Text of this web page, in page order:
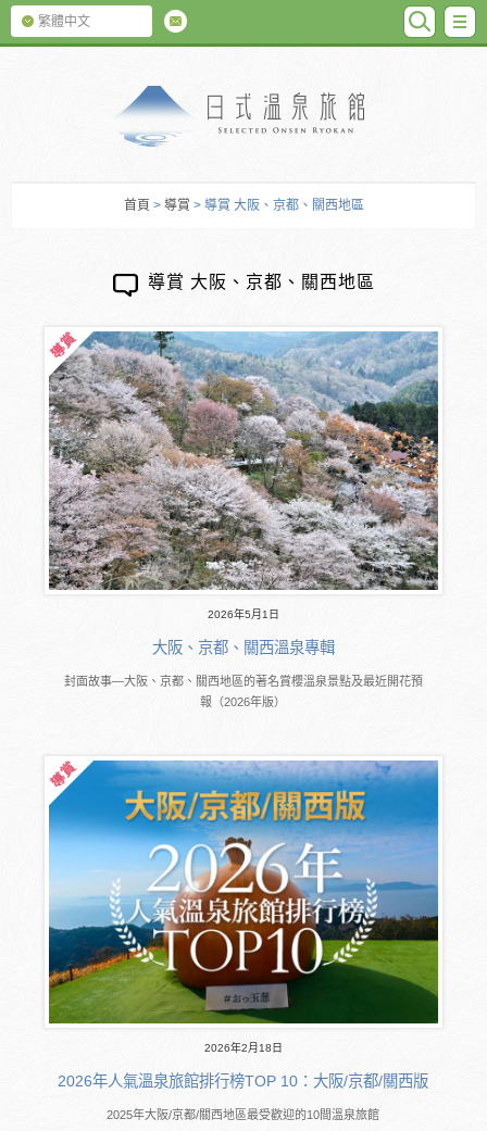
繁體中文
首頁 > 導賞 > 導賞 大阪、京都、關西地區
導賞 大阪、京都、關西地區
2026年5月1日
大阪、京都、關西溫泉專輯
封面故事―大阪、京都、關西地區的著名賞櫻溫泉景點及最近開花預
報（2026年版）
2026年2月18日
2026年人氣溫泉旅館排行榜TOP 10：大阪/京都/關西版
2025年大阪/京都/關西地區最受歡迎的10間溫泉旅館